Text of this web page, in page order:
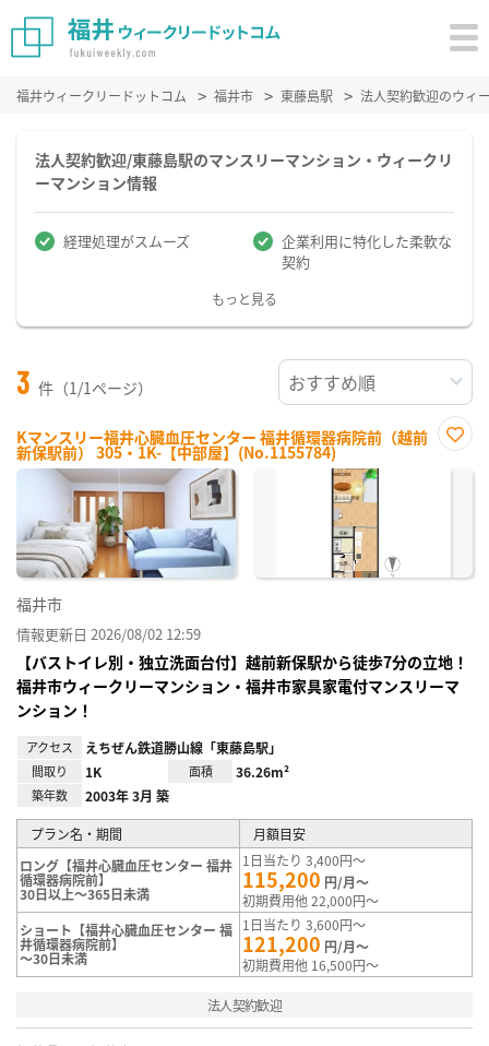
福井ウィークリードットコム 福井市 東藤島駅 法人契約歓迎のウィ
法人契約歓迎/東藤島駅のマンスリーマンション・ウィークリ
ーマンション情報
経理処理がスムーズ
企業利用に特化した柔軟な
契約
もっと見る
3 件（1/1ページ）
Kマンスリー福井心臓血圧センター 福井循環器病院前（越前
新保駅前） 305・1K-【中部屋】(No.1155784)
に入
福井市
情報更新日 2026/08/02 12:59
【バストイレ別・独立洗面台付】越前新保駅から徒歩7分の立地！
福井市ウィークリーマンション・福井市家具家電付マンスリーマ
ンション！
アクセス えちぜん鉄道勝山線「東藤島駅」
間取り 1K 面積 36.26m²
築年数 2003年 3月 築
プラン名・期間
月額目安
ロング【福井心臓血圧センター 福井
循環器病院前】
30日以上～365日未満
1日当たり 3,400円～
115,200 円/月～
初期費用他 22,000円～
ショート【福井心臓血圧センター 福
井循環器病院前】
～30日未満
1日当たり 3,600円～
121,200 円/月～
初期費用他 16,500円～
法人契約歓迎